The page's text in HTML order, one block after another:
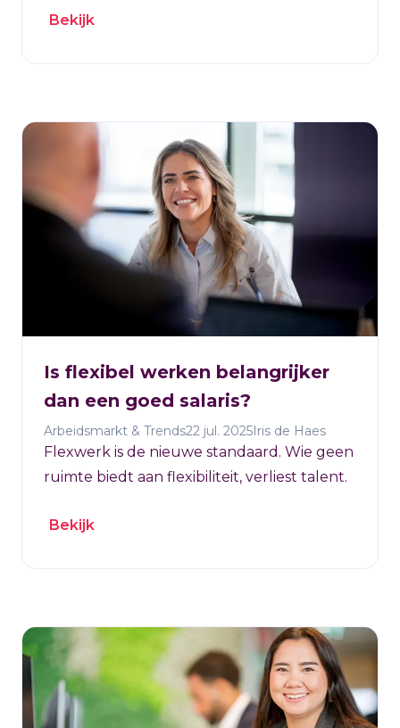
Bekijk
Is flexibel werken belangrijker
dan een goed salaris?
Arbeidsmarkt & Trends22 jul. 2025Iris de Haes
Flexwerk is de nieuwe standaard. Wie geen
ruimte biedt aan flexibiliteit, verliest talent.
Bekijk